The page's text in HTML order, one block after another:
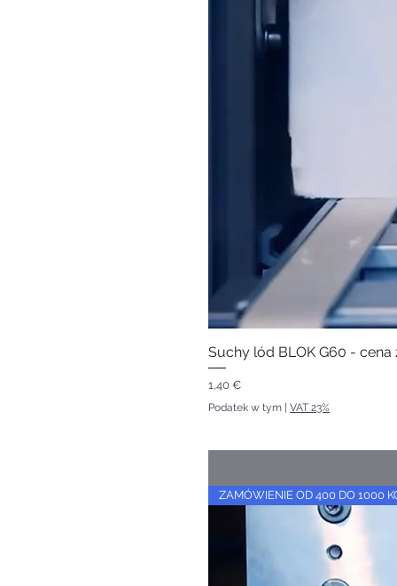
Suchy lód BLOK G60 - cena
Cena
1,40 €
Podatek w tym |VAT 23%
ZAMÓWIENIE OD 400 DO 1000